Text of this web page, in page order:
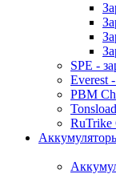
SPE -
Everest
PBM
Tonsload
RuTrike